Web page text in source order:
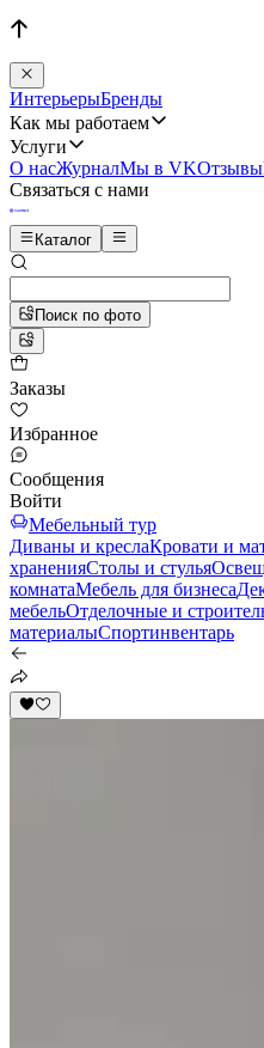
ИнтерьерыБренды
Как мы работаем
Услуги
О насЖурналМы в VKОтзывы
Связаться с нами
Каталог
Поиск по фото
Заказы
Избранное
Сообщения
Войти
Мебельный тур
Диваны и креслаКровати и
храненияСтолы и стулья
комнатаМебель для бизнеса
мебельОтделочные и
материалыСпортинвентарь